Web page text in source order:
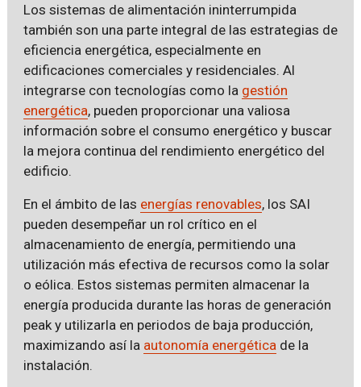
Los sistemas de alimentación ininterrumpida
también son una parte integral de las estrategias de
eficiencia energética, especialmente en
edificaciones comerciales y residenciales. Al
integrarse con tecnologías como la gestión
energética, pueden proporcionar una valiosa
información sobre el consumo energético y buscar
la mejora continua del rendimiento energético del
edificio.
En el ámbito de las energías renovables, los SAI
pueden desempeñar un rol crítico en el
almacenamiento de energía, permitiendo una
utilización más efectiva de recursos como la solar
o eólica. Estos sistemas permiten almacenar la
energía producida durante las horas de generación
peak y utilizarla en periodos de baja producción,
maximizando así la autonomía energética de la
instalación.